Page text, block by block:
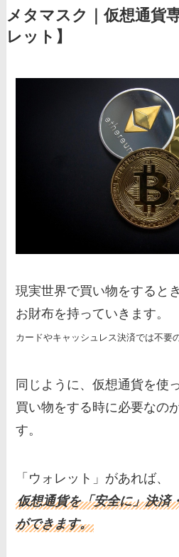
メタマスク｜仮想通貨
レット】
現実世界で買い物をするとき
お財布を持っていきます。
カードやキャッシュレス決済では不要
同じように、仮想通貨を使
買い物をする時に必要なの
す。
「ウォレット」があれば、
仮想通貨を「安全に」決済
ができます。